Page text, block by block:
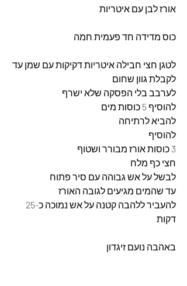
אורז לבן עם איטריות
כוס מדידה חד פעמית חמה
לטגן חצי חבילה איטריות דקיקות עם שמן עד
לקבלת גוון שחום
לערבב בלי הפסקה שלא ישרף
להוסיף 5 כוסות מים
להביא לרתיחה
להוסיף
3 כוסות אורז מבורר ושטוף
חצי כף מלח
לבשל על אש גבוהה עם סיר פתוח
עד שהמים מגיעים לגובה האורז
דקות
באהבה נועם זיגדון